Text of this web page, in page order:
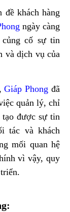
khách hàng
ngày càng
cố sự tin
và dịch vụ của
Giáp Phongđã
quản lý, chỉ
tạo được sự tin
tác và khách
mối quan hệ
vì vậy, quy